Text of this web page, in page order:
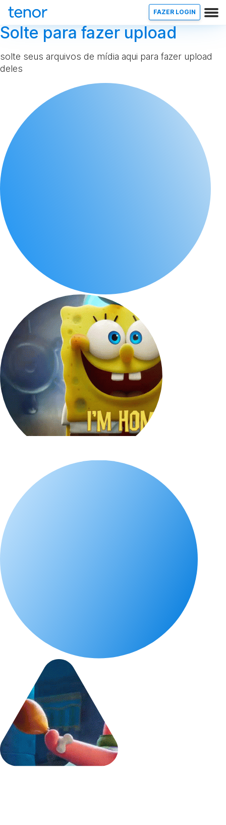
FAZER LOGIN
Solte para fazer upload
solte seus arquivos de mídia aqui para fazer upload
deles